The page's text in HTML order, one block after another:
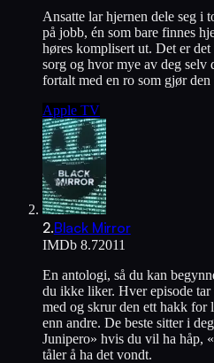
Ansatte lar hjernen dele seg i
på jobb, én som bare finnes
høres komplisert ut. Det er
sorg og hvor mye av deg
fortalt med en ro som gjør
Apple TV
2.Black Mirror
IMDb 8.72011
En antologi, så du kan
du ikke liker. Hver episode
med og skrur den ett hakk for
enn andre. De beste sitter i
Junipero» hvis du vil ha håp,
tåler å ha det vondt.